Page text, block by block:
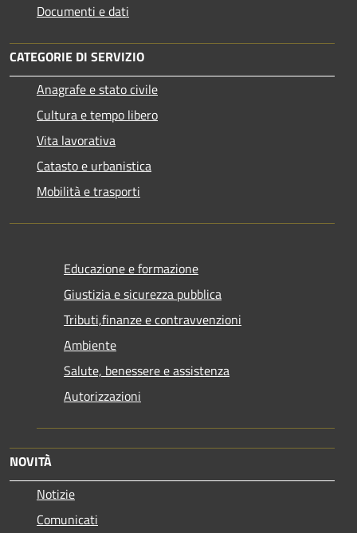
Documenti e dati
CATEGORIE DI SERVIZIO
Anagrafe e stato civile
Cultura e tempo libero
Vita lavorativa
Catasto e urbanistica
Mobilità e trasporti
Educazione e formazione
Giustizia e sicurezza pubblica
Tributi,finanze e contravvenzioni
Ambiente
Salute, benessere e assistenza
Autorizzazioni
NOVITÀ
Notizie
Comunicati